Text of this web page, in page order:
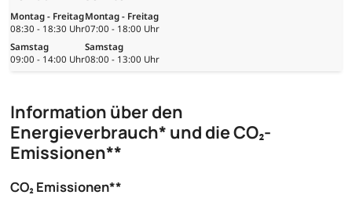
Montag - Freitag
08:30 - 18:30 Uhr
Samstag
09:00 - 14:00 Uhr
Montag - Freitag
07:00 - 18:00 Uhr
Samstag
08:00 - 13:00 Uhr
Information über den
Energieverbrauch* und die CO₂-
Emissionen**
CO₂ Emissionen**